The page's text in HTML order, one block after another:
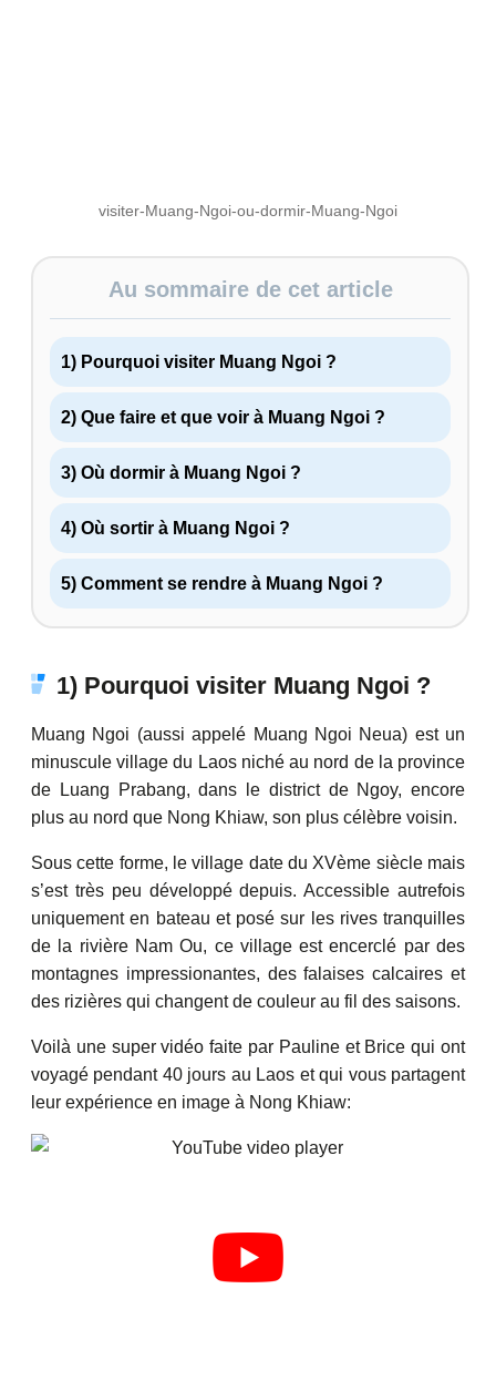
visiter-Muang-Ngoi-ou-dormir-Muang-Ngoi
Au sommaire de cet article
1) Pourquoi visiter Muang Ngoi ?
2) Que faire et que voir à Muang Ngoi ?
3) Où dormir à Muang Ngoi ?
4) Où sortir à Muang Ngoi ?
5) Comment se rendre à Muang Ngoi ?
1) Pourquoi visiter Muang Ngoi ?
Muang Ngoi (aussi appelé Muang Ngoi Neua) est un
minuscule village du Laos niché au nord de la province
de Luang Prabang, dans le district de Ngoy, encore
plus au nord que Nong Khiaw, son plus célèbre voisin.
Sous cette forme, le village date du XVème siècle mais
s’est très peu développé depuis. Accessible autrefois
uniquement en bateau et posé sur les rives tranquilles
de la rivière Nam Ou, ce village est encerclé par des
montagnes impressionantes, des falaises calcaires et
des rizières qui changent de couleur au fil des saisons.
Voilà une super vidéo faite par Pauline et Brice qui ont
voyagé pendant 40 jours au Laos et qui vous partagent
leur expérience en image à Nong Khiaw: